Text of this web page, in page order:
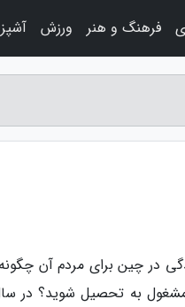
در چین برای مردم آن
به تحصیل شوید؟ در
فرهنگ و هنر ورزش